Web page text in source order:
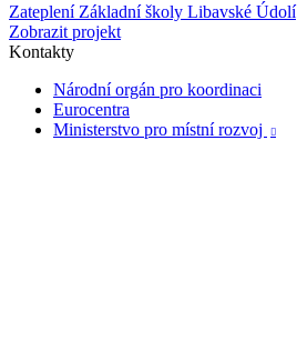
Zateplení Základní školy Libavské Údolí
Zobrazit projekt
Kontakty
Národní orgán pro koordinaci
Eurocentra
Ministerstvo pro místní rozvoj
